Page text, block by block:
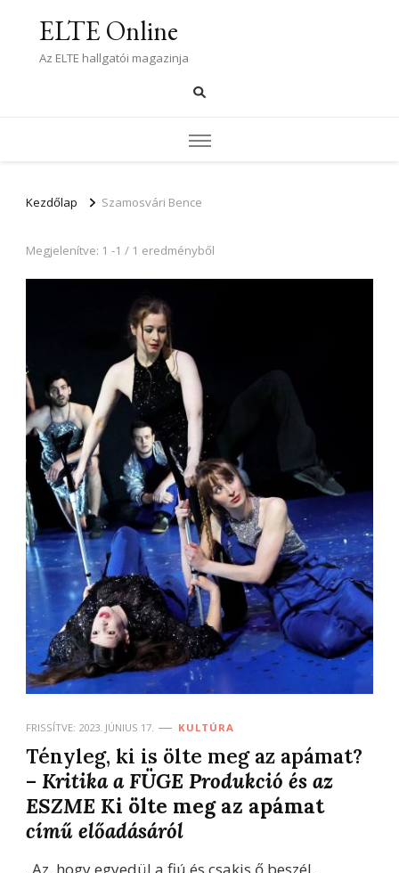
ELTE Online
Az ELTE hallgatói magazinja
Kezdőlap Szamosvári Bence
Megjelenítve: 1 -1 / 1 eredményből
FRISSÍTVE: 2023. JÚNIUS 17. KULTÚRA
Tényleg, ki is ölte meg az apámat?
– Kritika a FÜGE Produkció és az
ESZME Ki ölte meg az apámat
című előadásáról
„Az, hogy egyedül a fiú és csakis ő beszél,